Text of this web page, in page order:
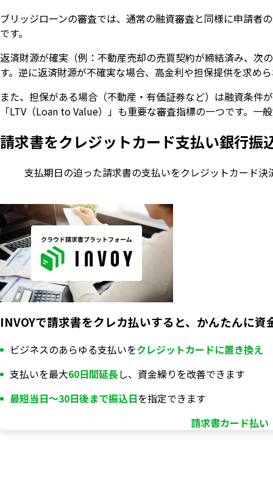
ブリッジローンの審査では、通常の融資審査と同様に申請者
です。
返済財源が確実（例：不動産売却の売買契約が締結済み、次
す。逆に返済財源が不確実な場合、高金利や担保提供を求め
また、担保がある場合（不動産・有価証券など）は融資条件
「LTV（Loan to Value）」も重要な審査指標の一つです。
請求書をクレジットカード支払い銀行振
支払期日の迫った請求書の支払いをクレジットカード決
INVOYで請求書をクレカ払いすると、かんたんに資
ビジネスのあらゆる支払いをクレジットカードに置き換え
支払いを最大60日間延長し、資金繰りを改善できます
最短当日〜30日後まで振込日を指定できます
請求書カード払い